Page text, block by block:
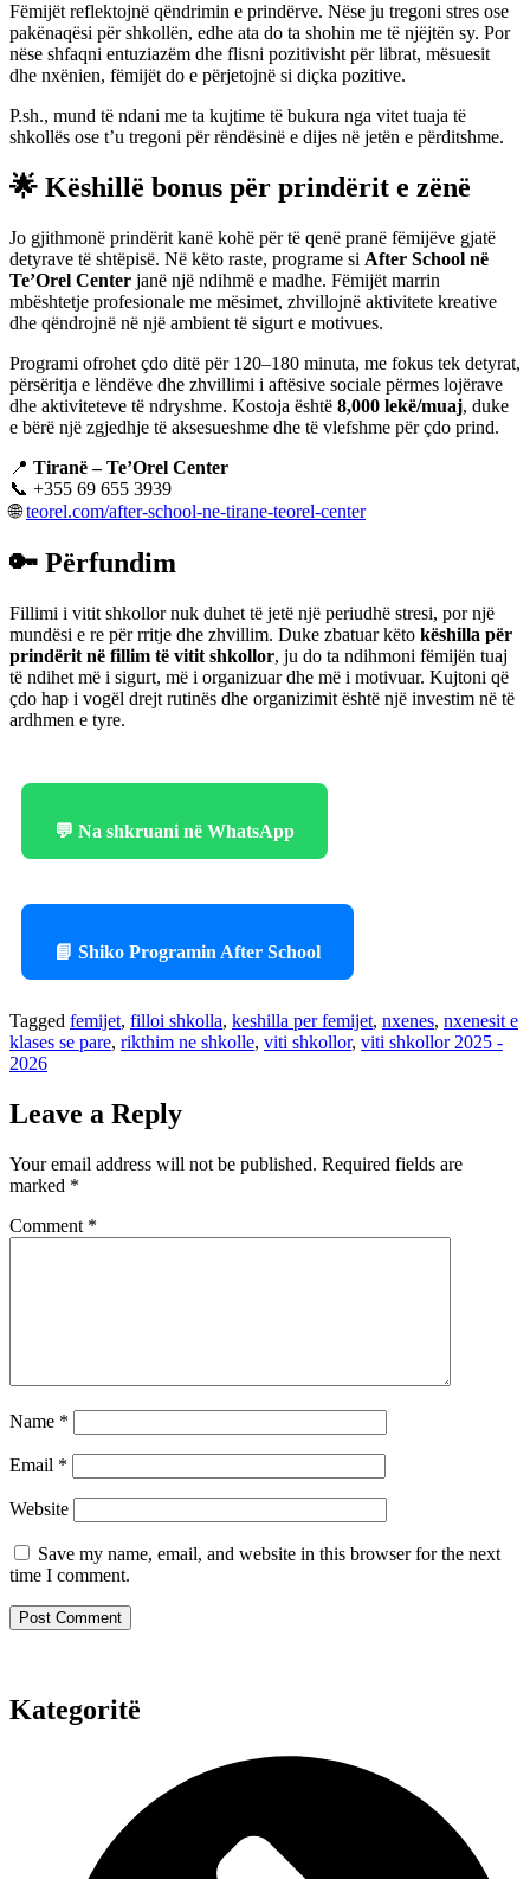
Fëmijët reflektojnë qëndrimin e prindërve. Nëse ju tregoni stres ose
pakënaqësi për shkollën, edhe ata do ta shohin me të njëjtën sy. Por
nëse shfaqni entuziazëm dhe flisni pozitivisht për librat, mësuesit
dhe nxënien, fëmijët do e përjetojnë si diçka pozitive.
P.sh., mund të ndani me ta kujtime të bukura nga vitet tuaja të
shkollës ose t’u tregoni për rëndësinë e dijes në jetën e përditshme.
🌟 Këshillë bonus për prindërit e zënë
Jo gjithmonë prindërit kanë kohë për të qenë pranë fëmijëve gjatë
detyrave të shtëpisë. Në këto raste, programe si After School në
Te’Orel Center janë një ndihmë e madhe. Fëmijët marrin
mbështetje profesionale me mësimet, zhvillojnë aktivitete kreative
dhe qëndrojnë në një ambient të sigurt e motivues.
Programi ofrohet çdo ditë për 120–180 minuta, me fokus tek detyrat,
përsëritja e lëndëve dhe zhvillimi i aftësive sociale përmes lojërave
dhe aktiviteteve të ndryshme. Kostoja është 8,000 lekë/muaj, duke
e bërë një zgjedhje të aksesueshme dhe të vlefshme për çdo prind.
📍 Tiranë – Te’Orel Center
📞 +355 69 655 3939
🌐teorel.com/after-school-ne-tirane-teorel-center
🔑 Përfundim
Fillimi i vitit shkollor nuk duhet të jetë një periudhë stresi, por një
mundësi e re për rritje dhe zhvillim. Duke zbatuar këto këshilla për
prindërit në fillim të vitit shkollor, ju do ta ndihmoni fëmijën tuaj
të ndihet më i sigurt, më i organizuar dhe më i motivuar. Kujtoni që
çdo hap i vogël drejt rutinës dhe organizimit është një investim në të
ardhmen e tyre.
💬 Na shkruani në WhatsApp
📘 Shiko Programin After School
Tagged femijet, filloi shkolla, keshilla per femijet, nxenes, nxenesit e
klases se pare, rikthim ne shkolle, viti shkollor, viti shkollor 2025 -
2026
Leave a Reply
Your email address will not be published. Required fields are
marked *
Comment *
Name *
Email *
Website
Save my name, email, and website in this browser for the next
time I comment.
Kategoritë